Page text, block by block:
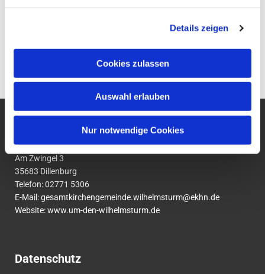
Details zeigen
Cookies zulassen
Auswahl erlauben
Nur notwendige Cookies
Ev. Gesamtkirchengemeinde
um den Wilhelmsturm
Am Zwingel 3
35683 Dillenburg
Telefon:02771 5306
E-Mail:gesamtkirchengemeinde.wilhelmsturm@ekhn.de
Website: www.um-den-wilhelmsturm.de
Datenschutz